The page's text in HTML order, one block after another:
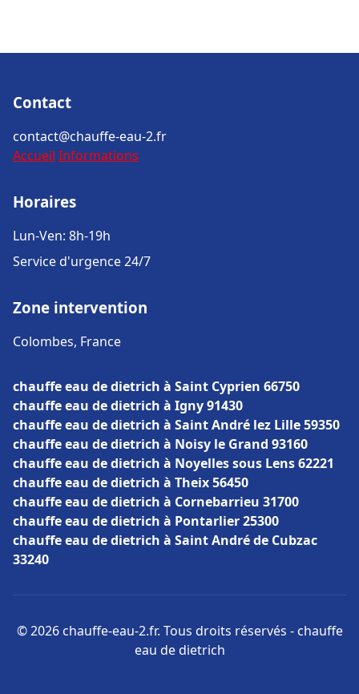
Contact
contact@chauffe-eau-2.fr
Accueil Informations
Horaires
Lun-Ven: 8h-19h
Service d'urgence 24/7
Zone intervention
Colombes, France
chauffe eau de dietrich à Saint Cyprien 66750
chauffe eau de dietrich à Igny 91430
chauffe eau de dietrich à Saint André lez Lille 59350
chauffe eau de dietrich à Noisy le Grand 93160
chauffe eau de dietrich à Noyelles sous Lens 62221
chauffe eau de dietrich à Theix 56450
chauffe eau de dietrich à Cornebarrieu 31700
chauffe eau de dietrich à Pontarlier 25300
chauffe eau de dietrich à Saint André de Cubzac
33240
© 2026 chauffe-eau-2.fr. Tous droits réservés - chauffe
eau de dietrich